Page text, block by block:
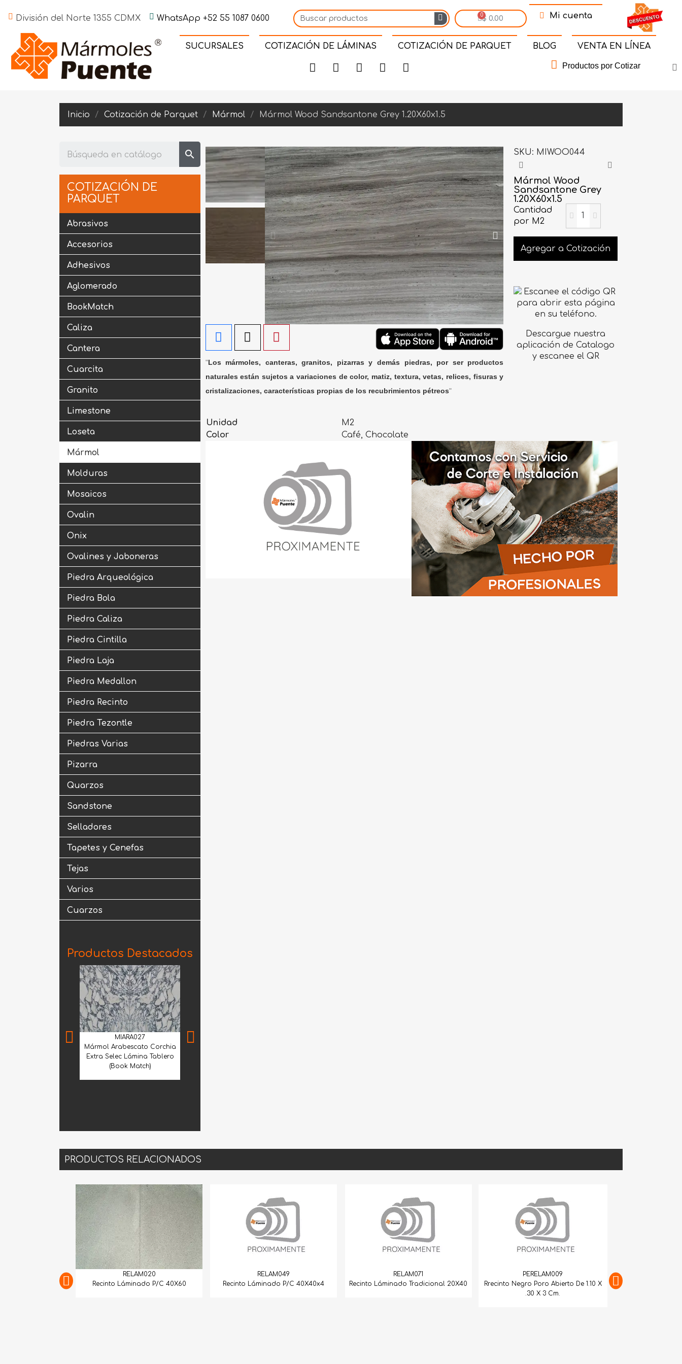
División del Norte 1355 CDMX WhatsApp +52 55 1087 0600 $ 0.00 Mi cuenta
SUCURSALES COTIZACIÓN DE LÁMINAS COTIZACIÓN DE PARQUET BLOG VENTA EN LÍNEA
Productos por Cotizar
Inicio Cotización de Parquet Mármol Mármol Wood Sandsantone Grey 1.20X60x1.5
search
COTIZACIÓN DE
PARQUET
Abrasivos
Accesorios
Adhesivos
Aglomerado
BookMatch
Caliza
Cantera
Cuarcita
Granito
Limestone
Loseta
Mármol
Molduras
Mosaicos
Ovalin
Onix
Ovalines y Jaboneras
Piedra Arqueológica
Piedra Bola
Piedra Caliza
Piedra Cintilla
Piedra Laja
Piedra Medallon
Piedra Recinto
Piedra Tezontle
Piedras Varias
Pizarra
Quarzos
Sandstone
Selladores
Tapetes y Cenefas
Tejas
Varios
Cuarzos
Productos Destacados
MIARA027
Mármol Arabescato Corchia
Extra Selec Lámina Tablero
(Book Match)
"Los mármoles, canteras, granitos, pizarras y demás piedras, por ser productos
naturales están sujetos a variaciones de color, matiz, textura, vetas, relices, fisuras y
cristalizaciones, características propias de los recubrimientos pétreos"
SKU MIWOO044
Mármol Wood
Sandsantone Grey
1.20X60x1.5
Cantidad
por M2
Agregar a Cotización
Descargue nuestra
aplicación de Catalogo
y escanee el QR
Unidad
M2
Color
Café, Chocolate
PRODUCTOS RELACIONADOS
Recinto Láminado P/C 40X60
Recinto Láminado P/C 40X40x4
Recinto Láminado Tradicional 20X40
Rrecinto Negro Poro Abierto De 1.10 X